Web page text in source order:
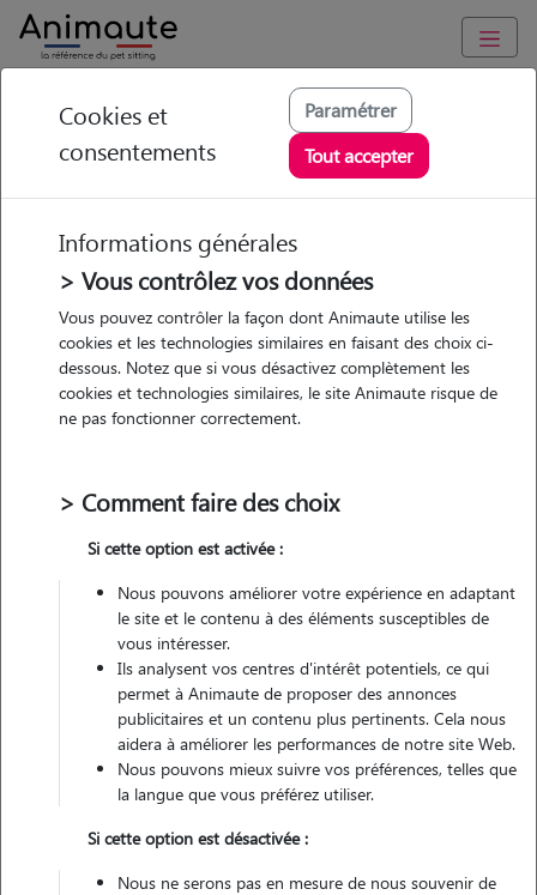
Animaute Pays-de-la-Loire / Le Mans
Jeanne - Petsitter à
LE MANS
• 20 ans
Garde
chez le Pet Sitter
Non véhiculé
Contacter
L'envoi d'une demande est sans engagement
Cookies et
consentements
Paramétrer
Tout accepter
Informations générales
> Vous contrôlez vos données
Vous pouvez contrôler la façon dont Animaute utilise les
cookies et les technologies similaires en faisant des choix ci-
dessous. Notez que si vous désactivez complètement les
cookies et technologies similaires, le site Animaute risque de
ne pas fonctionner correctement.
> Comment faire des choix
Si cette option est activée :
Nous pouvons améliorer votre expérience en adaptant
le site et le contenu à des éléments susceptibles de
vous intéresser.
Ils analysent vos centres d'intérêt potentiels, ce qui
permet à Animaute de proposer des annonces
publicitaires et un contenu plus pertinents. Cela nous
aidera à améliorer les performances de notre site Web.
Nous pouvons mieux suivre vos préférences, telles que
la langue que vous préférez utiliser.
Si cette option est désactivée :
Nous ne serons pas en mesure de nous souvenir de